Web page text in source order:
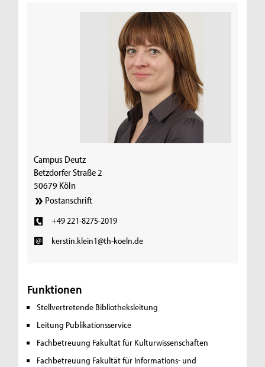
Campus Deutz
Betzdorfer Straße 2
50679 Köln
Postanschrift
+49 221-8275-2019
kerstin.klein1@th-koeln.de
Funktionen
Stellvertretende Bibliotheksleitung
Leitung Publikationsservice
Fachbetreuung Fakultät für Kulturwissenschaften
Fachbetreuung Fakultät für Informations- und